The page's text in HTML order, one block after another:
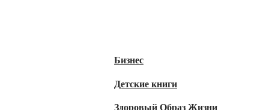
Бизнес
Детские книги
Здоровый Образ Жизни